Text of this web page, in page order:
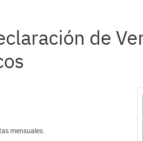
de
mensuales.